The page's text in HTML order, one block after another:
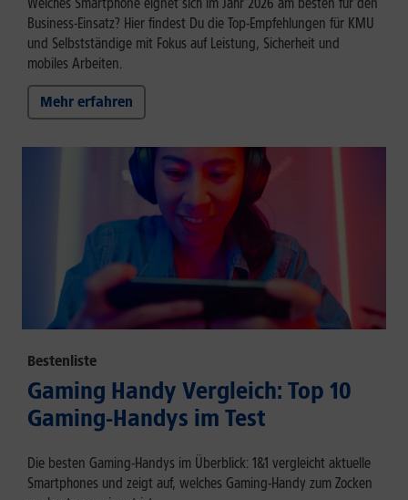
Welches Smartphone eignet sich im Jahr 2026 am besten für den
Business-Einsatz? Hier findest Du die Top-Empfehlungen für KMU
und Selbstständige mit Fokus auf Leistung, Sicherheit und
mobiles Arbeiten.
Mehr erfahren
Bestenliste
Gaming Handy Vergleich: Top 10
Gaming-Handys im Test
Die besten Gaming-Handys im Überblick: 1&1 vergleicht aktuelle
Smartphones und zeigt auf, welches Gaming-Handy zum Zocken